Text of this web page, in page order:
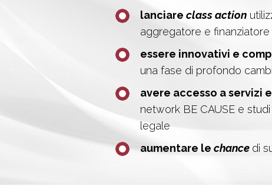
lanciare class action
aggregatore e finanziatore
essere innovativi e
una fase di profondo
avere accesso a servizi
network BE CAUSE e
legale
aumentare le chance di